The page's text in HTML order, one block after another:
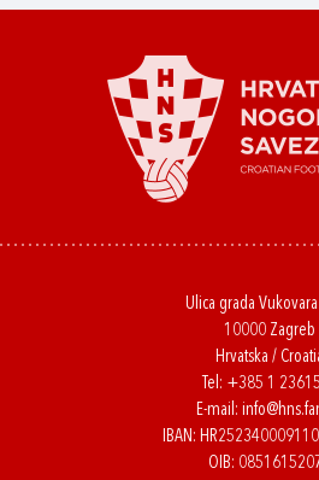
Ulica grada
10000 Zagreb
Hrvatska /
Tel: +385 1
E-mail:
IBAN:
OIB: